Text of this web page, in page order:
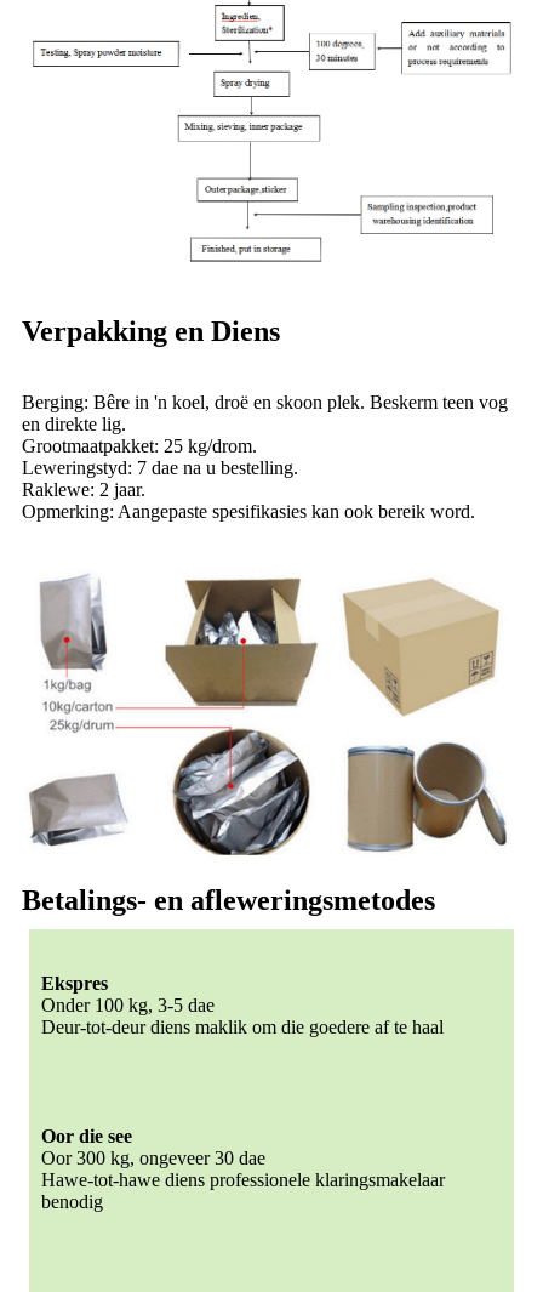
Verpakking en Diens
Berging: Bêre in 'n koel, droë en skoon plek. Beskerm teen vog
en direkte lig.
Grootmaatpakket: 25 kg/drom.
Leweringstyd: 7 dae na u bestelling.
Raklewe: 2 jaar.
Opmerking: Aangepaste spesifikasies kan ook bereik word.
Betalings- en afleweringsmetodes
Ekspres
Onder 100 kg, 3-5 dae
Deur-tot-deur diens maklik om die goedere af te haal
Oor die see
Oor 300 kg, ongeveer 30 dae
Hawe-tot-hawe diens professionele klaringsmakelaar
benodig